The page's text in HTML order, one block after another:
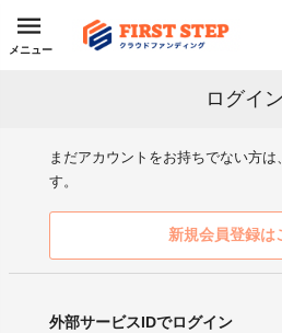
メニュー
ログイン
まだアカウントをお持ちでない方
す。
新規会員登録は
外部サービスIDでログイン